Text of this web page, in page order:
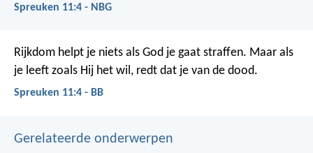
Spreuken 11:4 - NBG
Rijkdom helpt je niets als God je gaat straffen. Maar als
je leeft zoals Hij het wil, redt dat je van de dood.
Spreuken 11:4 - BB
Gerelateerde onderwerpen